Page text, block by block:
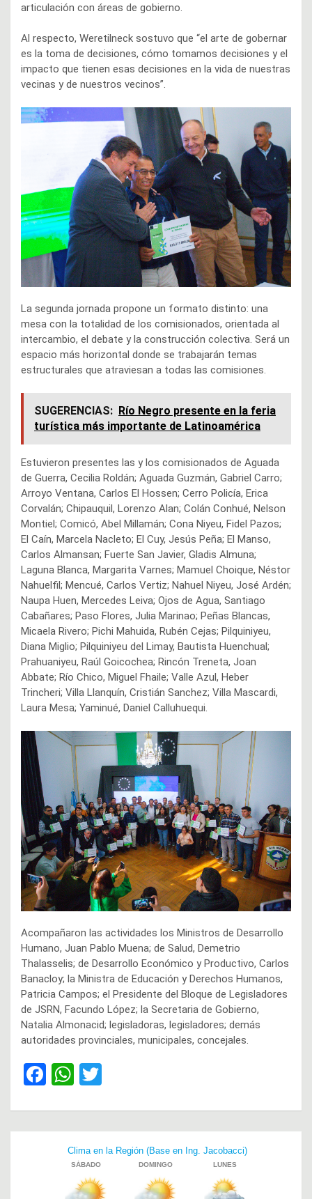
articulación con áreas de gobierno.
Al respecto, Weretilneck sostuvo que “el arte de gobernar
es la toma de decisiones, cómo tomamos decisiones y el
impacto que tienen esas decisiones en la vida de nuestras
vecinas y de nuestros vecinos”.
La segunda jornada propone un formato distinto: una
mesa con la totalidad de los comisionados, orientada al
intercambio, el debate y la construcción colectiva. Será un
espacio más horizontal donde se trabajarán temas
estructurales que atraviesan a todas las comisiones.
SUGERENCIAS: Río Negro presente en la feria
turística más importante de Latinoamérica
Estuvieron presentes las y los comisionados de Aguada
de Guerra, Cecilia Roldán; Aguada Guzmán, Gabriel Carro;
Arroyo Ventana, Carlos El Hossen; Cerro Policía, Erica
Corvalán; Chipauquil, Lorenzo Alan; Colán Conhué, Nelson
Montiel; Comicó, Abel Millamán; Cona Niyeu, Fidel Pazos;
El Caín, Marcela Nacleto; El Cuy, Jesús Peña; El Manso,
Carlos Almansan; Fuerte San Javier, Gladis Almuna;
Laguna Blanca, Margarita Varnes; Mamuel Choique, Néstor
Nahuelfil; Mencué, Carlos Vertiz; Nahuel Niyeu, José Ardén;
Naupa Huen, Mercedes Leiva; Ojos de Agua, Santiago
Cabañares; Paso Flores, Julia Marinao; Peñas Blancas,
Micaela Rivero; Pichi Mahuida, Rubén Cejas; Pilquiniyeu,
Diana Miglio; Pilquiniyeu del Limay, Bautista Huenchual;
Prahuaniyeu, Raúl Goicochea; Rincón Treneta, Joan
Abbate; Río Chico, Miguel Fhaile; Valle Azul, Heber
Trincheri; Villa Llanquín, Cristián Sanchez; Villa Mascardi,
Laura Mesa; Yaminué, Daniel Calluhuequi.
Acompañaron las actividades los Ministros de Desarrollo
Humano, Juan Pablo Muena; de Salud, Demetrio
Thalasselis; de Desarrollo Económico y Productivo, Carlos
Banacloy; la Ministra de Educación y Derechos Humanos,
Patricia Campos; el Presidente del Bloque de Legisladores
de JSRN, Facundo López; la Secretaria de Gobierno,
Natalia Almonacid; legisladoras, legisladores; demás
autoridades provinciales, municipales, concejales.
F
ce
W
at
s
A
p
tt
er
Navegación
entradas